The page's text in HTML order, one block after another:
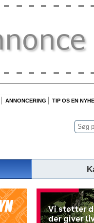
ANNONCERING TIP OS EN